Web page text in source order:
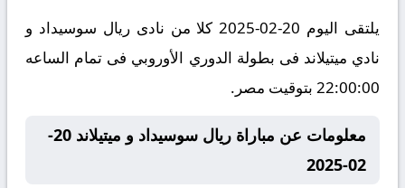
يلتقى اليوم 20-02-2025 كلا من نادى ريال سوسيداد و
نادي ميتيلاند فى بطولة الدوري الأوروبي فى تمام الساعه
22:00:00 بتوقيت مصر.
معلومات عن مباراة ريال سوسيداد و ميتيلاند 20-
02-2025